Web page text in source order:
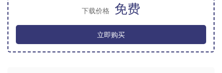
下载价格 免费
立即购买